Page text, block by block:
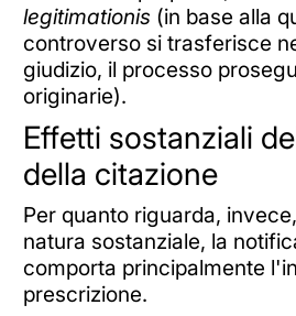
legitimationis (in base alla
controverso si trasferisce
giudizio, il processo
originarie).
Effetti sostanziali
della citazione
Per quanto riguarda,
natura sostanziale, la
comporta principalmente
prescrizione.